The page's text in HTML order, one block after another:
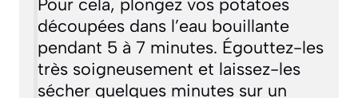
découpées dans l’eau bouillante
pendant 5 à 7 minutes. Égouttez-les
très soigneusement et laissez-les
sécher quelques minutes sur un